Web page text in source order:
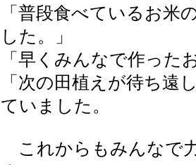
「普段食べているお米
した。」
「早くみんなで作った
「次の田植えが待ち遠
ていました。
これからもみんなで